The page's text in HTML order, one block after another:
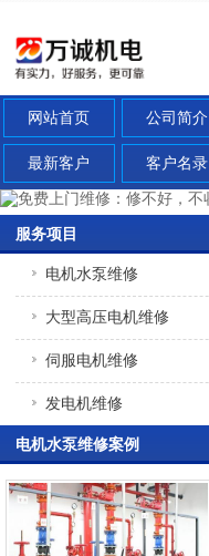
网站首页 公司简介
最新客户 客户名录
服务项目
电机水泵维修
大型高压电机维修
伺服电机维修
发电机维修
充电桩安装
电机水泵维修案例